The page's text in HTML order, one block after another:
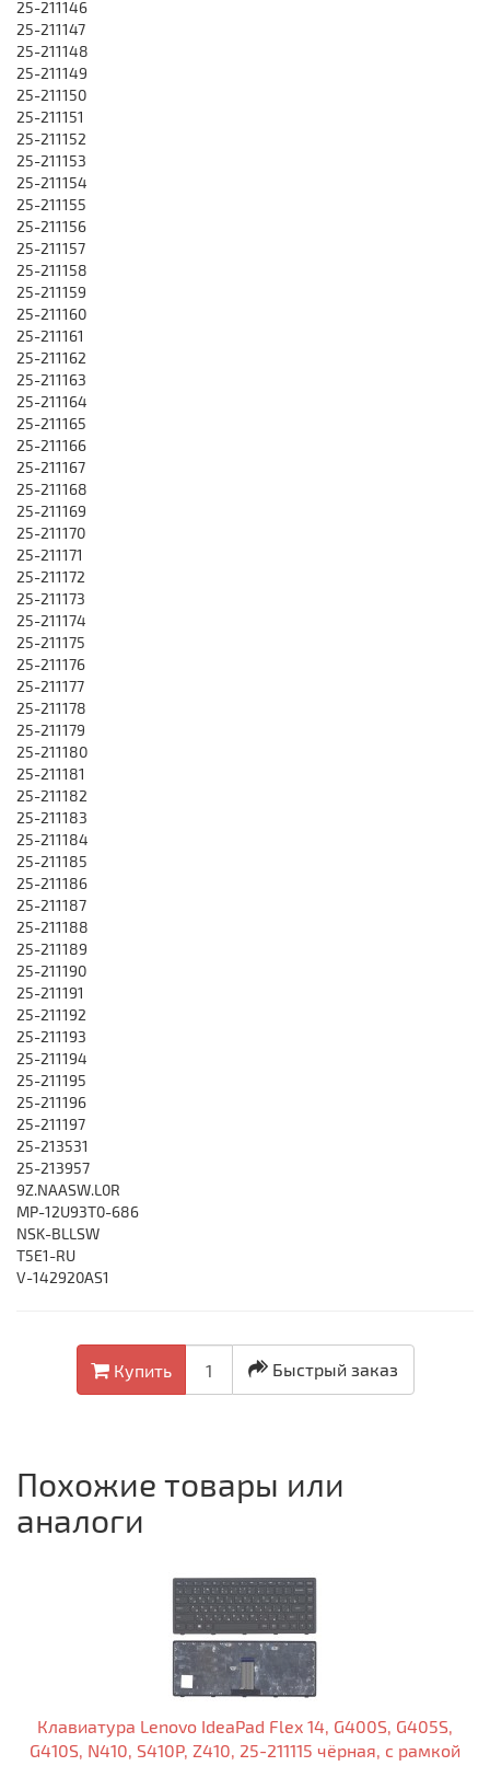
25-211146
25-211147
25-211148
25-211149
25-211150
25-211151
25-211152
25-211153
25-211154
25-211155
25-211156
25-211157
25-211158
25-211159
25-211160
25-211161
25-211162
25-211163
25-211164
25-211165
25-211166
25-211167
25-211168
25-211169
25-211170
25-211171
25-211172
25-211173
25-211174
25-211175
25-211176
25-211177
25-211178
25-211179
25-211180
25-211181
25-211182
25-211183
25-211184
25-211185
25-211186
25-211187
25-211188
25-211189
25-211190
25-211191
25-211192
25-211193
25-211194
25-211195
25-211196
25-211197
25-213531
25-213957
9Z.NAASW.L0R
MP-12U93T0-686
NSK-BLLSW
T5E1-RU
V-142920AS1
Купить Быстрый заказ
Похожие товары или
аналоги
Клавиатура Lenovo IdeaPad Flex 14, G400S, G405S,
G410S, N410, S410P, Z410, 25-211115 чёрная, с рамкой